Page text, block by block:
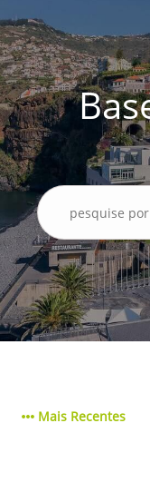
Mais Recentes